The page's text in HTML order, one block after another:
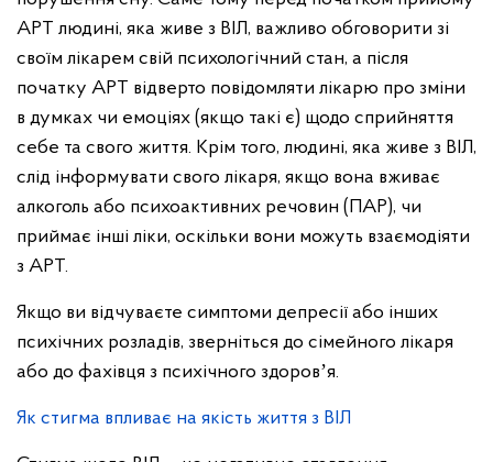
АРТ людині, яка живе з ВІЛ, важливо обговорити зі
своїм лікарем свій психологічний стан, а після
початку АРТ відверто повідомляти лікарю про зміни
в думках чи емоціях (якщо такі є) щодо сприйняття
себе та свого життя. Крім того, людині, яка живе з ВІЛ,
слід інформувати свого лікаря, якщо вона вживає
алкоголь або психоактивних речовин (ПАР), чи
приймає інші ліки, оскільки вони можуть взаємодіяти
з АРТ.
Якщо ви відчуваєте симптоми депресії або інших
психічних розладів, зверніться до сімейного лікаря
або до фахівця з психічного здоровʼя.
Як стигма впливає на якість життя з ВІЛ